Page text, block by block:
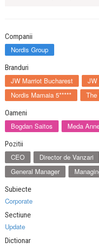
Companii
Nordis Group
Branduri
JW Marriot Bucharest JW
Nordis Mamaia 5*****
The
Oameni
Bogdan Saitos Meda
Pozitii
CEO Director de Vanzari
General Manager
Subiecte
Corporate
Sectiune
Update
Dictionar